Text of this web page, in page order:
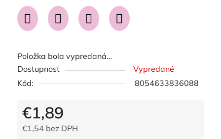
Položka bola vypredaná…
Dostupnosť
Vypredané
Kód:
8054633836088
€1,89
€1,54 bez DPH